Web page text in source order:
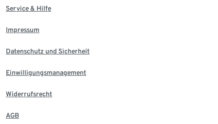
Service & Hilfe
Impressum
Datenschutz und Sicherheit
Einwilligungsmanagement
Widerrufsrecht
AGB